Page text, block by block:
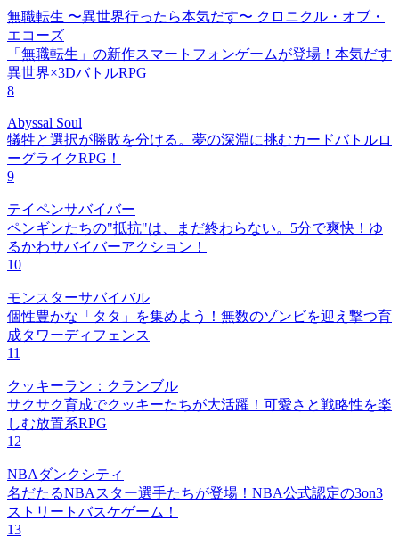
無職転生 〜異世界行ったら本気だす〜 クロニクル・オブ・
エコーズ
「無職転生」の新作スマートフォンゲームが登場！本気だす
異世界×3DバトルRPG
8
Abyssal Soul
犠牲と選択が勝敗を分ける。夢の深淵に挑むカードバトルロ
ーグライクRPG！
9
テイペンサバイバー
ペンギンたちの"抵抗"は、まだ終わらない。5分で爽快！ゆ
るかわサバイバーアクション！
10
モンスターサバイバル
個性豊かな「タタ」を集めよう！無数のゾンビを迎え撃つ育
成タワーディフェンス
11
クッキーラン：クランブル
サクサク育成でクッキーたちが大活躍！可愛さと戦略性を楽
しむ放置系RPG
12
NBAダンクシティ
名だたるNBAスター選手たちが登場！NBA公式認定の3on3
ストリートバスケゲーム！
13